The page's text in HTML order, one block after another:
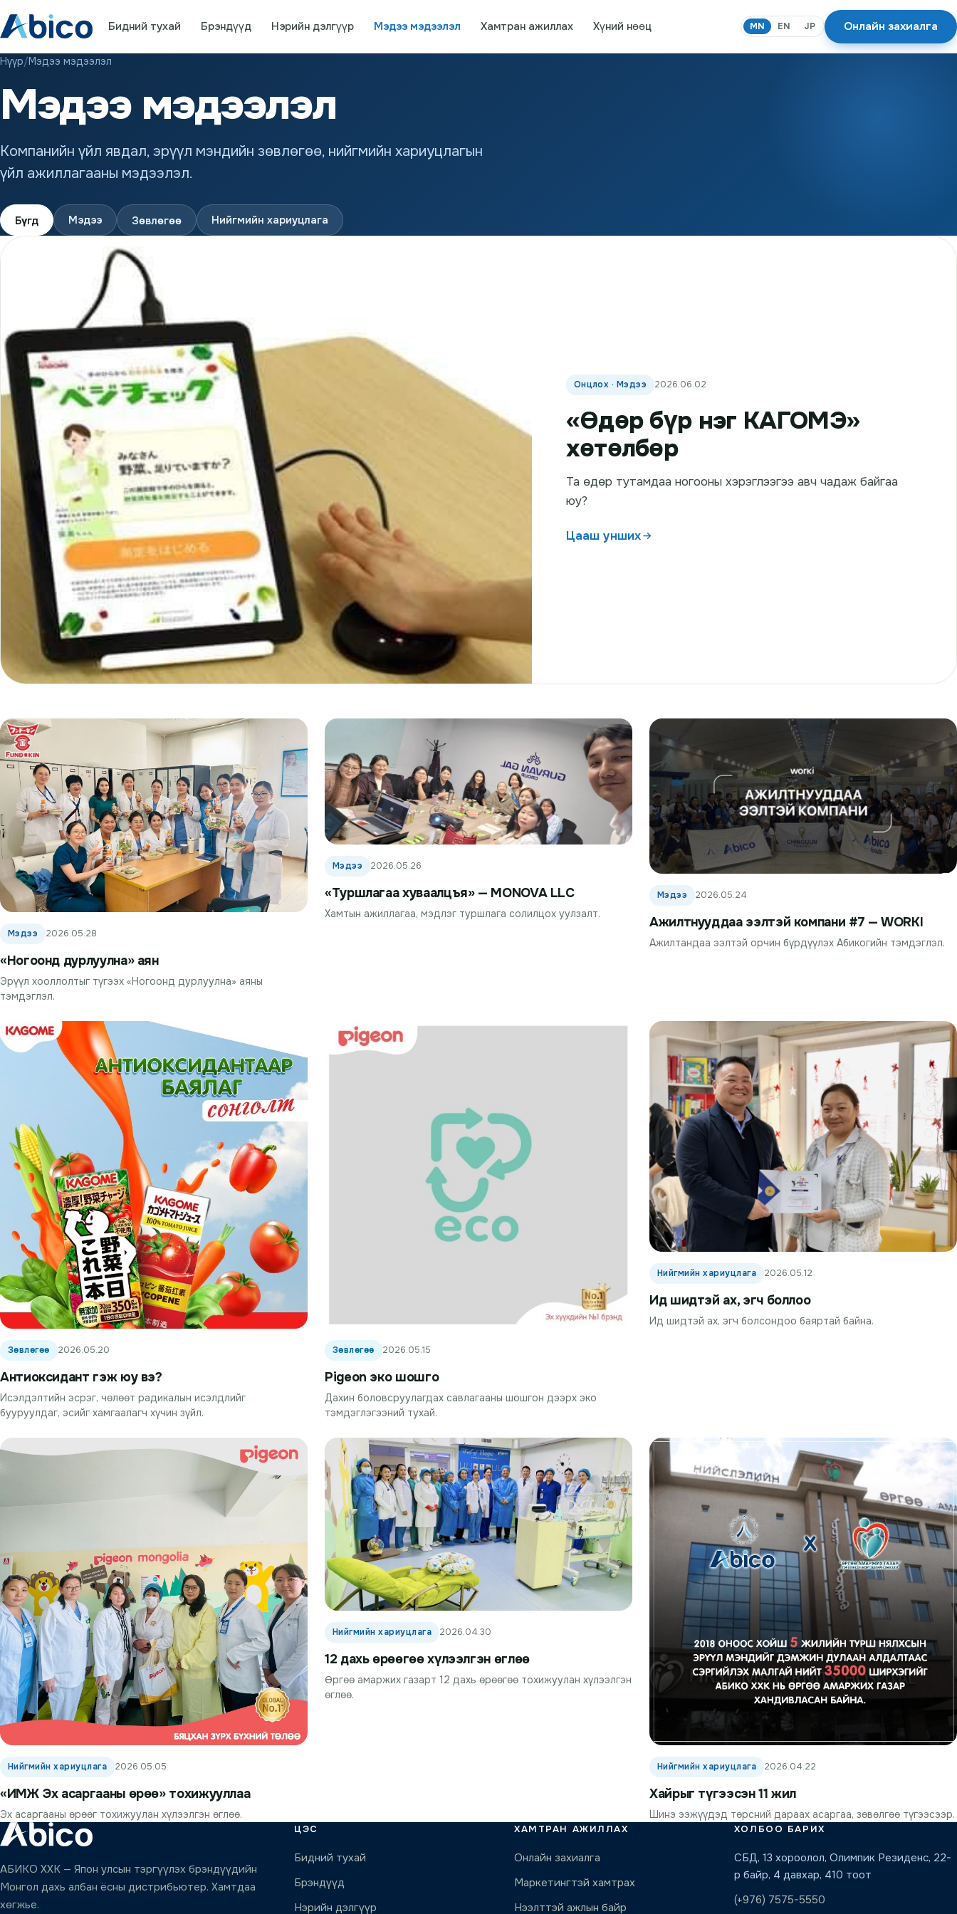
Бидний тухай Брэндүүд Нэрийн дэлгүүр Мэдээ мэдээлэл Хамтран ажиллах Хүний нөөц MN EN JP Онлайн захиалга
Нүүр/Мэдээ мэдээлэл
Мэдээ мэдээлэл
Компанийн үйл явдал, эрүүл мэндийн зөвлөгөө, нийгмийн хариуцлагын
үйл ажиллагааны мэдээлэл.
Бүгд Мэдээ Зөвлөгөө Нийгмийн хариуцлага
Онцлох · Мэдээ 2026.06.02
«Өдөр бүр нэг КАГОМЭ»
хөтөлбөр
Та өдөр тутамдаа ногооны хэрэглээгээ авч чадаж байгаа
юу?
Цааш унших
Мэдээ 2026.05.28
«Ногоонд дурлуулна» аян
Эрүүл хооллолтыг түгээх «Ногоонд дурлуулна» аяны
тэмдэглэл.
Мэдээ 2026.05.26
«Туршлагаа хуваалцъя» — MONOVA LLC
Хамтын ажиллагаа, мэдлэг туршлага солилцох уулзалт.
Мэдээ 2026.05.24
Ажилтнууддаа ээлтэй компани #7 — WORKI
Ажилтандаа ээлтэй орчин бүрдүүлэх Абикогийн тэмдэглэл.
Зөвлөгөө 2026.05.20
Антиоксидант гэж юу вэ?
Исэлдэлтийн эсрэг, чөлөөт радикалын исэлдлийг
бууруулдаг, эсийг хамгаалагч хүчин зүйл.
Зөвлөгөө 2026.05.15
Pigeon эко шошго
Дахин боловсруулагдах савлагааны шошгон дээрх эко
тэмдэглэгээний тухай.
Нийгмийн хариуцлага 2026.05.12
Ид шидтэй ах, эгч боллоо
Ид шидтэй ах, эгч болсондоо баяртай байна.
Нийгмийн хариуцлага 2026.05.05
«ИМЖ Эх асаргааны өрөө» тохижууллаа
Эх асаргааны өрөөг тохижуулан хүлээлгэн өглөө.
Нийгмийн хариуцлага 2026.04.30
12 дахь өрөөгөө хүлээлгэн өглөө
Өргөө амаржих газарт 12 дахь өрөөгөө тохижуулан хүлээлгэн
өглөө.
Нийгмийн хариуцлага 2026.04.22
Хайрыг түгээсэн 11 жил
Шинэ ээжүүдэд төрсний дараах асаргаа, зөвөлгөө түгээсээр.
АБИКО ХХК — Япон улсын тэргүүлэх брэндүүдийн
Монгол дахь албан ёсны дистрибьютер. Хамтдаа
хөгжье.
ЦЭС
Бидний тухай
Брэндүүд
Нэрийн дэлгүүр
ХАМТРАН АЖИЛЛАХ
Онлайн захиалга
Маркетингтэй хамтрах
Нээлттэй ажлын байр
ХОЛБОО БАРИХ
СБД, 13 хороолол, Олимпик Резиденс, 22-
р байр, 4 давхар, 410 тоот
(+976) 7575-5550